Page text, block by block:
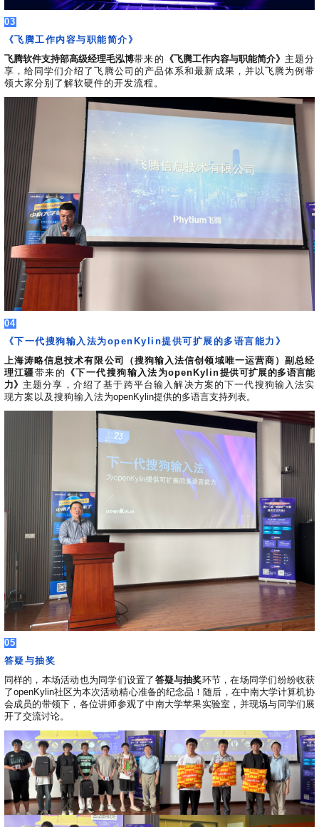
03
《飞腾工作内容与职能简介》
飞腾软件支持部高级经理毛泓博带来的 《飞腾工作内容与职能简介》 主题分
享，给同学们介绍了飞腾公司的产品体系和最新成果，并以飞腾为例带
领大家分别了解软硬件的开发流程。
04
《下一代搜狗输入法为openKylin提供可扩展的多语言能力》
上海涛略信息技术有限公司（搜狗输入法信创领域唯一运营商）副总经
理江疆带来的 《下一代搜狗输入法为openKylin提供可扩展的多语言能
力》 主题分享，介绍了基于跨平台输入解决方案的下一代搜狗输入法实
现方案以及搜狗输入法为openKylin提供的多语言支持列表。
05
答疑与抽奖
同样的，本场活动也为同学们设置了 答疑与抽奖环节，在场同学们纷纷收获
了openKylin社区为本次活动精心准备的纪念品！随后，在中南大学计算机协
会成员的带领下，各位讲师参观了中南大学苹果实验室，并现场与同学们展
开了交流讨论。